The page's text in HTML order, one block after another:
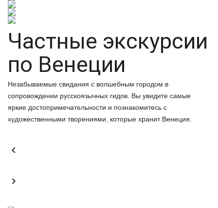
Частные экскурсии
по Венеции
Незабываемые свидания с волшебным городом в
сопровождении русскоязычных гидов. Вы увидите самые
яркие достопримечательности и познакомитесь с
художественными творениями, которые хранит Венеция.

